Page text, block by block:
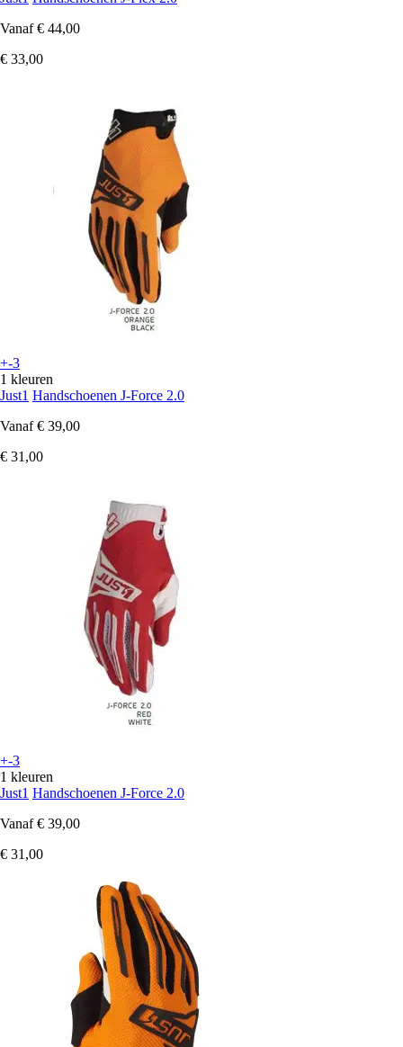
Vanaf € 44,00
€ 33,00
+-3
1 kleuren
Just1 Handschoenen J-Force 2.0
Vanaf € 39,00
€ 31,00
+-3
1 kleuren
Just1 Handschoenen J-Force 2.0
Vanaf € 39,00
€ 31,00